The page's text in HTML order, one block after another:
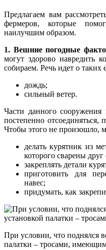
Предлагаем вам
фермеров, которые
наилучшим образом.
1. Вешние погодные
могут здорово навредить
собираем. Речь идет о таких
дождь;
сильный ветер.
Части данного
постепенно отсоединяться,
Чтобы этого не произошло,
делать курятник из
которого сварены друг
закреплять детали
приготовить для
навес;
придумать, как
При условии, что поднялся
палатки – тросами,